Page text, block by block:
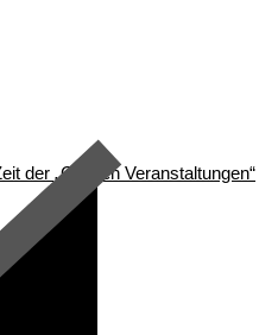
der „Großen Veranstaltungen“